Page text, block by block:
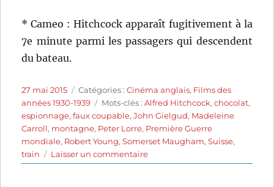
* Cameo : Hitchcock apparaît fugitivement à la
7e minute parmi les passagers qui descendent
du bateau.
Publié
le
27 mai 2015 Catégories
Catégories :Cinéma anglais, Films des
années 1930-1939
Étiquettes
Mots-clés :Alfred Hitchcock,chocolat,
espionnage,faux coupable,John Gielgud, Madeleine
Carroll, montagne, Peter Lorre, Première Guerre
mondiale, Robert Young,Somerset Maugham,Suisse,
train
Laisser un commentairesur
Quatre